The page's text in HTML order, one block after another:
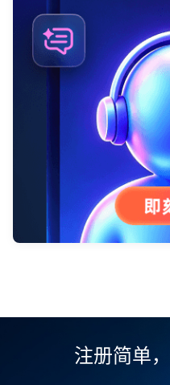
注册简单